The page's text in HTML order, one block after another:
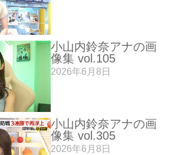
小山内鈴奈アナの画
像集 vol.105
2026年6月8日
小山内鈴奈アナの画
像集 vol.305
2026年6月8日